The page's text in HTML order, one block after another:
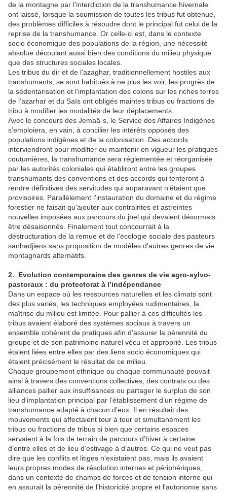
de la montagne par l’interdiction de la transhumance hivernale
ont laissé, lorsque la soumission de toutes les tribus fut obtenue,
des problèmes difficiles à résoudre dont le principal fut celui de la
reprise de la transhumance. Or celle-ci est, dans le contexte
socio économique des populations de la région, une nécessité
absolue découlant aussi bien des conditions du milieu physique
que des structures sociales locales.
Les tribus du dir et de l’azaghar, traditionnellement hostiles aux
transhumants, se sont habitués à ne plus les voir, les progrès de
la sédentarisation et l’implantation des colons sur les riches terres
de l’azarhar et du Saïs ont obligés maintes tribus ou fractions de
tribu à modifier les modalités de leur déplacements.
Avec le concours des Jemaâ-s, le Service des Affaires Indigènes
s’emploiera, en vain, à concilier les intérêts opposés des
populations indigènes et de la colonisation. Des accords
interviendront pour modifier ou maintenir en vigueur les pratiques
coutumières, la transhumance sera réglementée et réorganisée
par les autorités coloniales qui établiront entre les groupes
transhumants des conventions et des accords qui tenteront à
rendre définitives des servitudes qui auparavant n’étaient que
provisoires. Parallèlement l'instauration du domaine et du régime
forestier ne faisait qu'ajouter aux contraintes et astreintes
nouvelles imposées aux parcours du jbel qui devaient désormais
être désaisonnés. Finalement tout concourrait à la
déstructuration de la remue et de l'écologie sociale des pasteurs
sanhadjiens sans proposition de modèles d'autres genres de vie
montagnards alternatifs.
2. Evolution contemporaine des genres de vie agro-sylvo-
pastoraux : du protectorat à l’indépendance
Dans un espace où les ressources naturelles et les climats sont
des plus variés, les techniques employées rudimentaires, la
maîtrise du milieu est limitée. Pour pallier à ces difficultés les
tribus avaient élaboré des systèmes sociaux à travers un
ensemble cohérent de pratiques afin d’assurer la pérennité du
groupe et de son patrimoine naturel vécu et approprié. Les tribus
étaient liées entre elles par des liens socio économiques qui
étaient précisément le résultat de ce milieu.
Chaque groupement ethnique ou chaque communauté pouvait
ainsi à travers des conventions collectives, des contrats ou des
alliances pallier aux insuffisances ou partager le surplus de son
lieu d’implantation principal par l’établissement d’un régime de
transhumance adapté à chacun d’eux. Il en résultait des
mouvements qui affectaient tour à tour et simultanément les
tribus ou fractions de tribus si bien que certains espaces
servaient à la fois de terrain de parcours d’hiver à certaine
d’entre elles et de lieu d’estivage à d’autres. Ce qui ne veut pas
dire que les conflits et litiges n'existaient pas, mais ils avaient
leurs propres modes de résolution internes et périphériques,
dans un contexte de champs de forces et de tension interne qui
en assurait la pérennité de l'historicité propre et l'autonomie sans